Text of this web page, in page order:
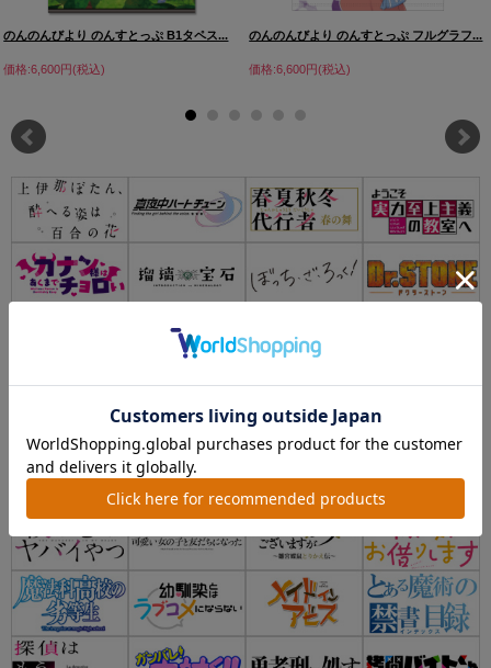
のんのんびより のんすとっぷ B1タペス...
価格:6,600円(税込)
のんのんびより のんすとっぷ フルグラフ...
価格:6,600円(税込)